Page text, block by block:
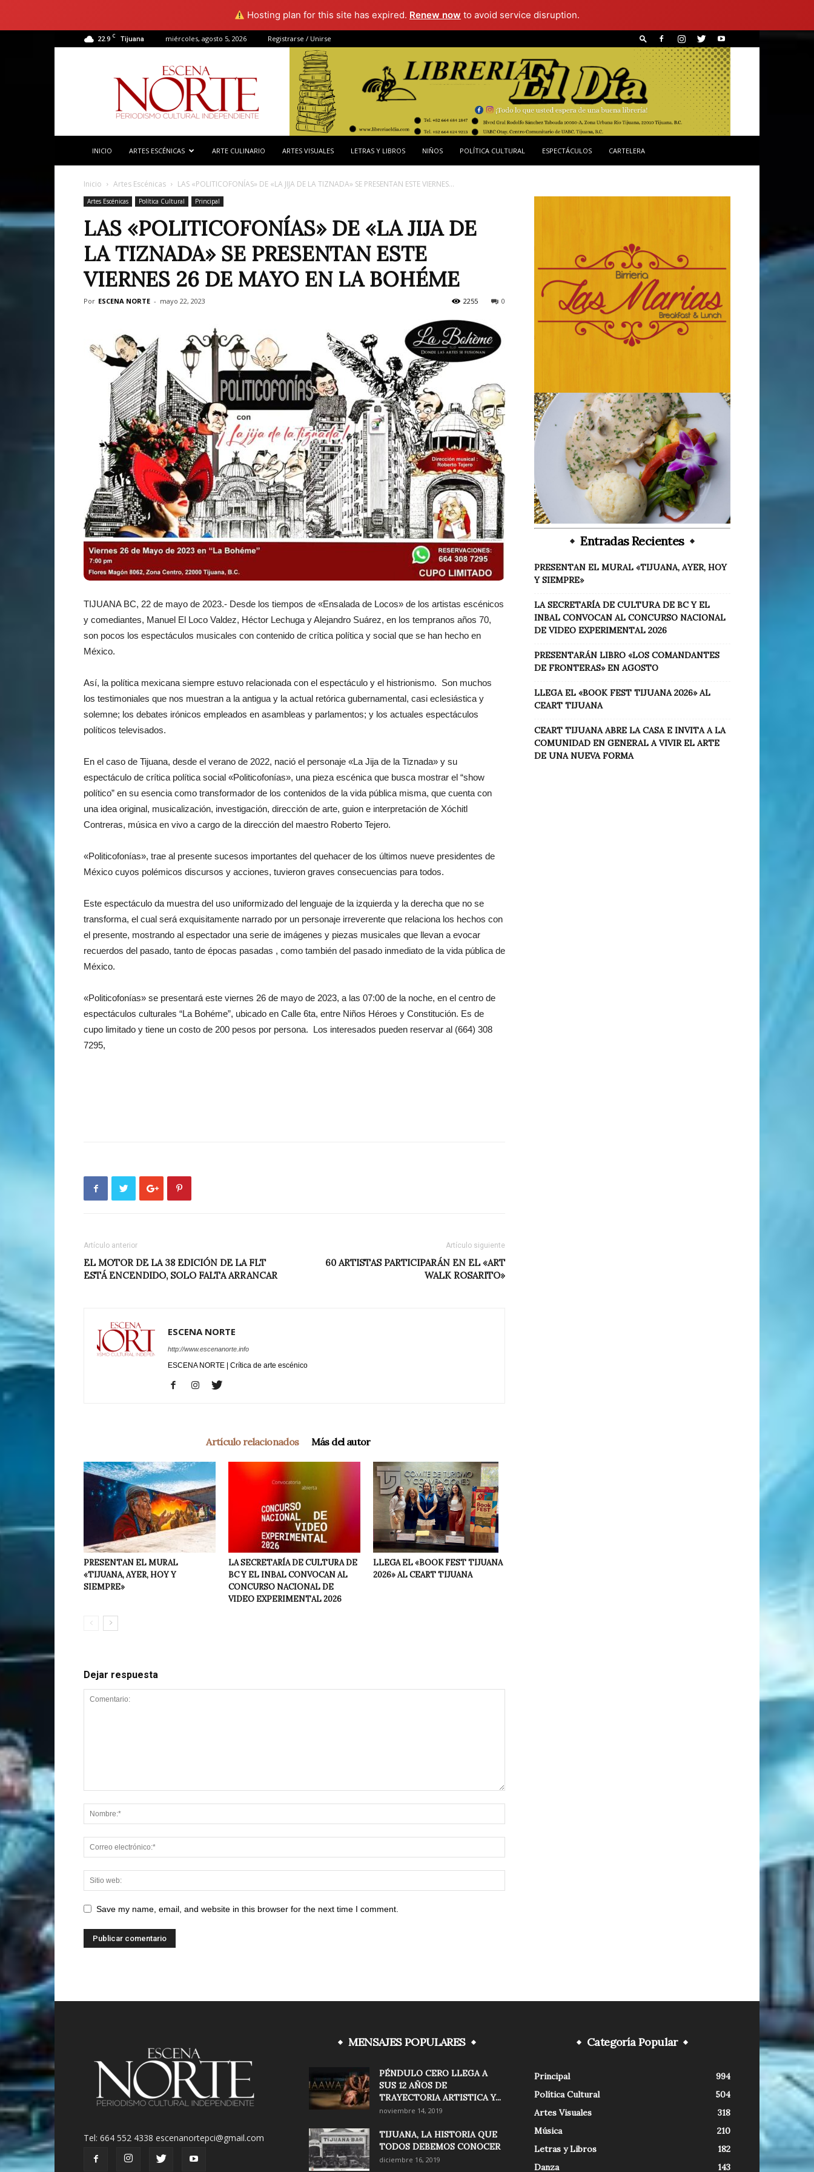
Hosting plan for this site has expired. Renew now to avoid service disruption.
22.9 C Tijuana miércoles, agosto 5, 2026 Registrarse / Unirse
Norte
INICIO ARTES ESCÉNICAS ARTE CULINARIO ARTES VISUALES LETRAS Y LIBROS NIÑOS POLÍTICA CULTURAL ESPECTÁCULOS CARTELERA
Inicio Artes Escénicas LAS «POLITICOFONÍAS» DE «LA JIJA DE LA TIZNADA» SE PRESENTAN ESTE VIERNES...
Artes Escénicas Política Cultural Principal
LAS «POLITICOFONÍAS» DE «LA JIJA DE
LA TIZNADA» SE PRESENTAN ESTE
VIERNES 26 DE MAYO EN LA BOHÉME
Por ESCENA NORTE - mayo 22, 2023 0
2255
TIJUANA BC, 22 de mayo de 2023.- Desde los tiempos de «Ensalada de Locos» de los artistas escénicos
y comediantes, Manuel El Loco Valdez, Héctor Lechuga y Alejandro Suárez, en los tempranos años 70,
son pocos los espectáculos musicales con contenido de crítica política y social que se han hecho en
México.
Así, la política mexicana siempre estuvo relacionada con el espectáculo y el histrionismo. Son muchos
los testimoniales que nos muestran a la antigua y la actual retórica gubernamental, casi eclesiástica y
solemne; los debates irónicos empleados en asambleas y parlamentos; y los actuales espectáculos
políticos televisados.
En el caso de Tijuana, desde el verano de 2022, nació el personaje «La Jija de la Tiznada» y su
espectáculo de crítica política social «Politicofonías», una pieza escénica que busca mostrar el “show
político” en su esencia como transformador de los contenidos de la vida pública misma, que cuenta con
una idea original, musicalización, investigación, dirección de arte, guion e interpretación de Xóchitl
Contreras, música en vivo a cargo de la dirección del maestro Roberto Tejero.
«Politicofonías», trae al presente sucesos importantes del quehacer de los últimos nueve presidentes de
México cuyos polémicos discursos y acciones, tuvieron graves consecuencias para todos.
Este espectáculo da muestra del uso uniformizado del lenguaje de la izquierda y la derecha que no se
transforma, el cual será exquisitamente narrado por un personaje irreverente que relaciona los hechos con
el presente, mostrando al espectador una serie de imágenes y piezas musicales que llevan a evocar
recuerdos del pasado, tanto de épocas pasadas , como también del pasado inmediato de la vida pública de
México.
«Politicofonías» se presentará este viernes 26 de mayo de 2023, a las 07:00 de la noche, en el centro de
espectáculos culturales “La Bohéme”, ubicado en Calle 6ta, entre Niños Héroes y Constitución. Es de
cupo limitado y tiene un costo de 200 pesos por persona. Los interesados pueden reservar al (664) 308
7295,
Artículo anterior
EL MOTOR DE LA 38 EDICIÓN DE LA FLT
ESTÁ ENCENDIDO, SOLO FALTA ARRANCAR
Artículo siguiente
60 ARTISTAS PARTICIPARÁN EN EL «ART
WALK ROSARITO»
ESCENA NORTE
http://www.escenanorte.info
ESCENA NORTE | Crítica de arte escénico
Artículo relacionados Más del autor
PRESENTAN EL MURAL
«TIJUANA, AYER, HOY Y
SIEMPRE»
LA SECRETARÍA DE CULTURA DE
BC Y EL INBAL CONVOCAN AL
CONCURSO NACIONAL DE
VIDEO EXPERIMENTAL 2026
LLEGA EL «BOOK FEST TIJUANA
2026» AL CEART TIJUANA
Dejar respuesta
Save my name, email, and website in this browser for the next time I comment.
Entradas Recientes
PRESENTAN EL MURAL «TIJUANA, AYER, HOY
Y SIEMPRE»
LA SECRETARÍA DE CULTURA DE BC Y EL
INBAL CONVOCAN AL CONCURSO NACIONAL
DE VIDEO EXPERIMENTAL 2026
PRESENTARÁN LIBRO «LOS COMANDANTES
DE FRONTERAS» EN AGOSTO
LLEGA EL «BOOK FEST TIJUANA 2026» AL
CEART TIJUANA
CEART TIJUANA ABRE LA CASA E INVITA A LA
COMUNIDAD EN GENERAL A VIVIR EL ARTE
DE UNA NUEVA FORMA
Tel: 664 552 4338 escenanortepci@gmail.com
MENSAJES POPULARES
PÉNDULO CERO LLEGA A
SUS 12 AÑOS DE
TRAYECTORIA ARTISTICA Y...
noviembre 14, 2019
TIJUANA, LA HISTORIA QUE
TODOS DEBEMOS CONOCER
diciembre 16, 2019
Categoría Popular
Principal
994
Política Cultural
504
Artes Visuales
318
Música
210
Letras y Libros
182
Danza
143